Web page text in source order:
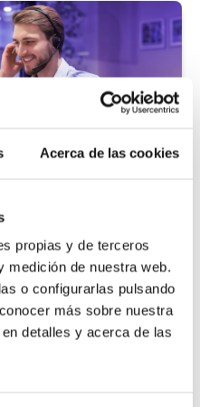
Acerca de las cookies
propias y de terceros
medición de nuestra web.
o configurarlas pulsando
más sobre nuestra
detalles y acerca de las
para medir